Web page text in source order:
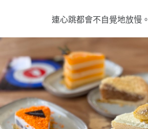
連心跳都會不自覺地放慢。